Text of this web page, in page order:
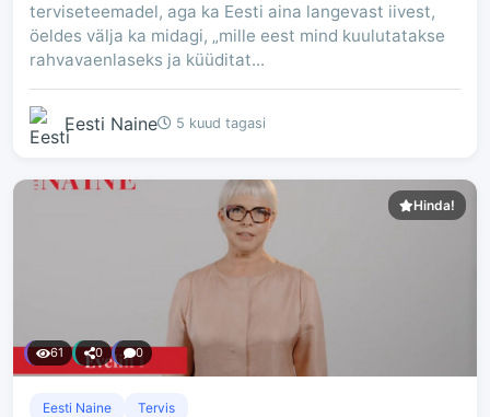
terviseteemadel, aga ka Eesti aina langevast iivest,
öeldes välja ka midagi, „mille eest mind kuulutatakse
rahvavaenlaseks ja küüditat...
Eesti Naine 5 kuud tagasi
Hinda!
61 0 0
Eesti Naine Tervis